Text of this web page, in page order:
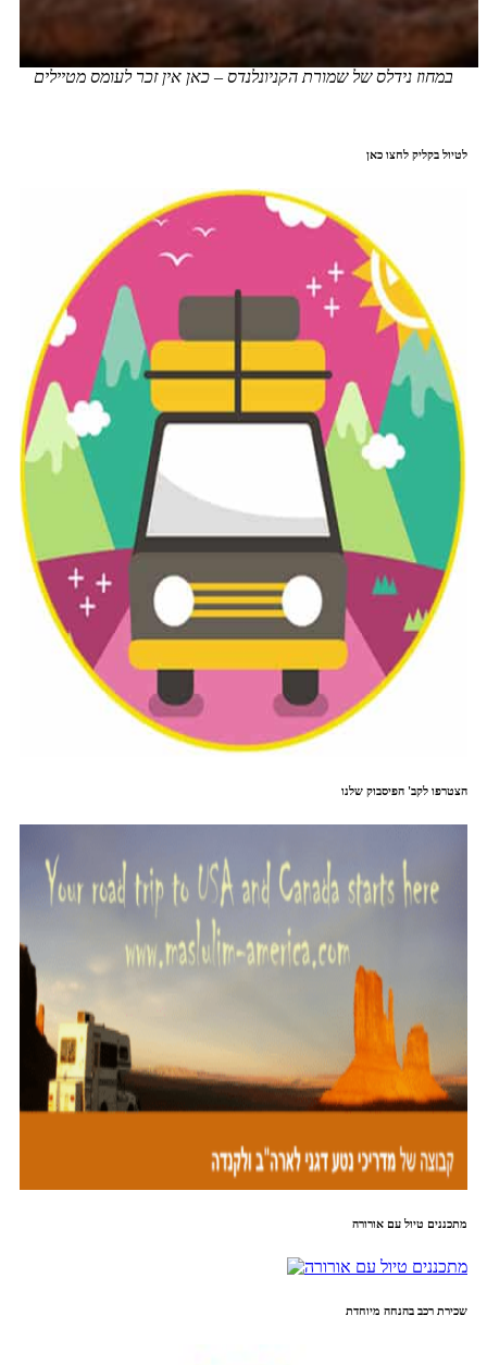
במחוז נידלס של שמורת הקניונלנדס – כאן אין זכר לעומס מטיילים
לטיול בקליק לחצו כאן
הצטרפו לקב' הפיסבוק שלנו
מתכננים טיול עם אורורה
שכירת רכב בהנחה מיוחדת